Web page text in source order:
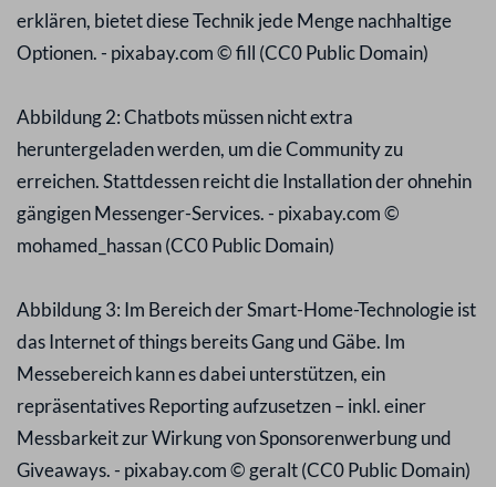
erklären, bietet diese Technik jede Menge nachhaltige
Optionen. - pixabay.com © fill (CC0 Public Domain)
Abbildung 2: Chatbots müssen nicht extra
heruntergeladen werden, um die Community zu
erreichen. Stattdessen reicht die Installation der ohnehin
gängigen Messenger-Services. - pixabay.com ©
mohamed_hassan (CC0 Public Domain)
Abbildung 3: Im Bereich der Smart-Home-Technologie ist
das Internet of things bereits Gang und Gäbe. Im
Messebereich kann es dabei unterstützen, ein
repräsentatives Reporting aufzusetzen – inkl. einer
Messbarkeit zur Wirkung von Sponsorenwerbung und
Giveaways. - pixabay.com © geralt (CC0 Public Domain)